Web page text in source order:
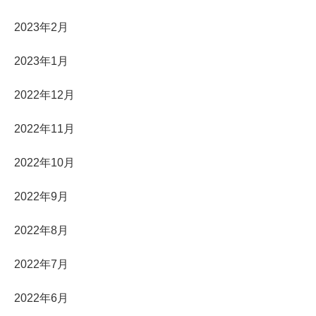
2023年2月
2023年1月
2022年12月
2022年11月
2022年10月
2022年9月
2022年8月
2022年7月
2022年6月